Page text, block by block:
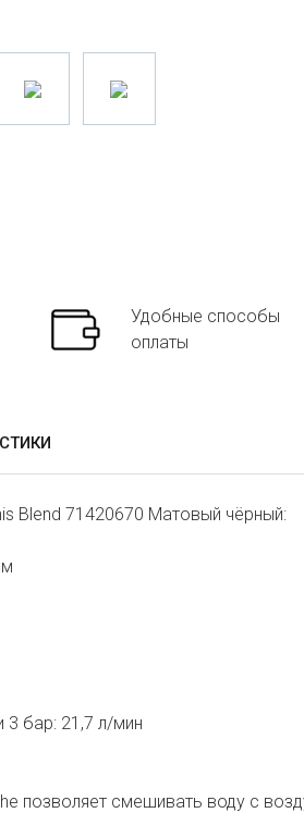
Удобные способы
оплаты
Blend 71420670 Матовый чёрный:
бар: 21,7 л/мин
позволяет смешивать воду с